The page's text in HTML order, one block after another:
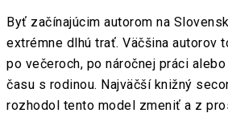
Byť začínajúcim autorom na
extrémne dlhú trať. Väčšina autorov
po večeroch, po náročnej práci
času s rodinou. Najväčší knižný
rozhodol tento model zmeniť a z